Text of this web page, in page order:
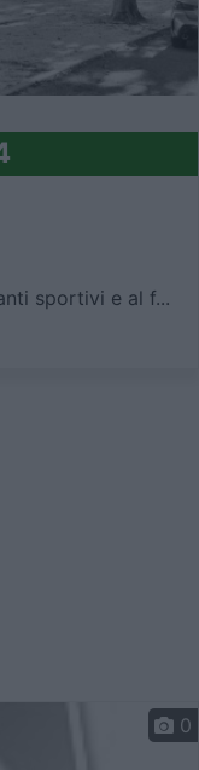
sportivi e al f...
0